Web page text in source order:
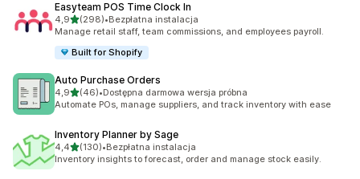
Easyteam POS Time Clock In
4,9na 5 gwiazdek
(298)
Łączna liczba recenzji: 298
•Bezpłatna instalacja
Manage retail staff, team commissions, and employees payroll.
Built for Shopify
Auto Purchase Orders
4,9na 5 gwiazdek
(46)
Łączna liczba recenzji: 46
•Dostępna darmowa wersja próbna
Automate POs, manage suppliers, and track inventory with ease
Inventory Planner by Sage
4,4na 5 gwiazdek
(130)
Łączna liczba recenzji: 130
•Bezpłatna instalacja
Inventory insights to forecast, order and manage stock easily.